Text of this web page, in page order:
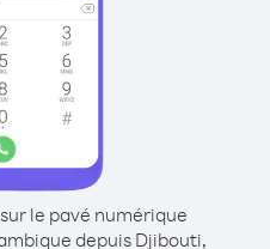
le pavé numérique
depuis Djibouti,